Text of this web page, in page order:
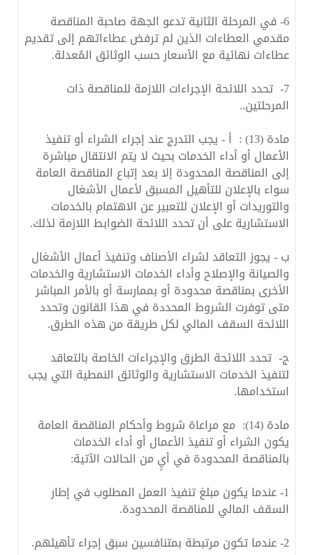
6- في المرحلة الثانية تدعو الجهة صاحبة المناقصة
مقدمي العطاءات الذين لم ترفض عطاءاتهم إلى تقديم
عطاءات نهائية مع الأسعار حسب الوثائق المُعدلة.
7- تحدد اللائحة الإجراءات اللازمة للمناقصة ذات
المرحلتين..
مادة (13) : أ - يجب التدرج عند إجراء الشراء أو تنفيذ
الأعمال أو أداء الخدمات بحيث لا يتم الانتقال مباشرة
إلى المناقصة المحدودة إلا بعد إتباع المناقصة العامة
سواء بالإعلان للتأهيل المسبق لأعمال الأشغال
والتوريدات أو الإعلان للتعبير عن الاهتمام بالخدمات
الاستشارية على أن تحدد اللائحة الضوابط اللازمة لذلك.
ب - يجوز التعاقد لشراء الأصناف وتنفيذ أعمال الأشغال
والصيانة والإصلاح وأداء الخدمات الاستشارية والخدمات
الأخرى بمناقصة محدودة أو بممارسة أو بالأمر المباشر
متى توفرت الشروط المحددة في هذا القانون وتحدد
اللائحة السقف المالي لكل طريقة من هذه الطرق.
ج- تحدد اللائحة الطرق والإجراءات الخاصة بالتعاقد
لتنفيذ الخدمات الاستشارية والوثائق النمطية التي يجب
استخدامها.
مادة (14): مع مراعاة شروط وأحكام المناقصة العامة
يكون الشراء أو تنفيذ الأعمال أو أداء الخدمات
بالمناقصة المحدودة في أيٍ من الحالات الآتية:
1- عندما يكون مبلغ تنفيذ العمل المطلوب في إطار
السقف المالي للمناقصة المحدودة.
2- عندما تكون مرتبطة بمتنافسين سبق إجراء تأهيلهم.